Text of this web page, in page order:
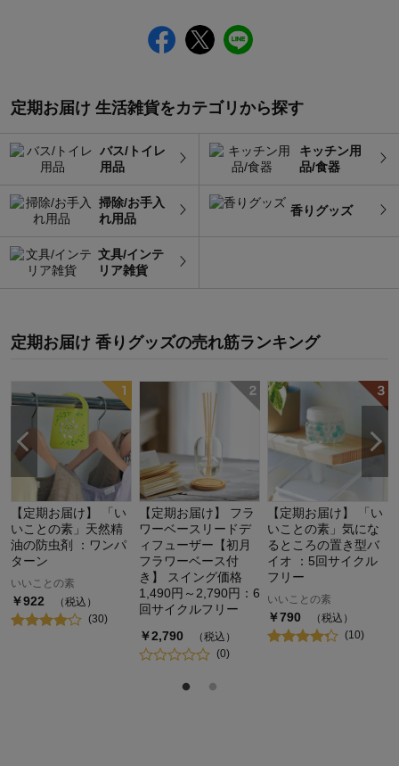
定期お届け 生活雑貨をカテゴリから探す
バス/トイレ
用品
キッチン用
品/食器
掃除/お手入
れ用品
香りグッズ
文具/インテ
リア雑貨
定期お届け 香りグッズの売れ筋ランキング
【定期お届け】 「い
いことの素」天然精
油の防虫剤 ：ワンパ
ターン
いいことの素
￥922
（税込）
(30)
【定期お届け】 フラ
ワーベースリードデ
ィフューザー【初月
フラワーベース付
き】 スイング価格
1,490円～2,790円：6
回サイクルフリー
￥2,790
（税込）
(0)
【定期お届け】 「い
いことの素」気にな
るところの置き型バ
イオ ：5回サイクル
フリー
いいことの素
￥790
（税込）
(10)